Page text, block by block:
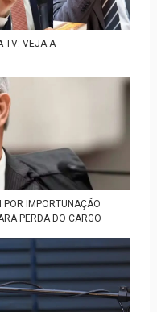
TV: VEJA A
IMPORTUNAÇÃO
PERDA DO CARGO